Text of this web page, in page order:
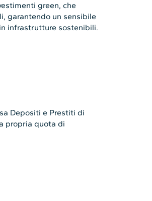
green, che
garantendo un sensibile
infrastrutture sostenibili.
Depositi e Prestiti di
propria quota di